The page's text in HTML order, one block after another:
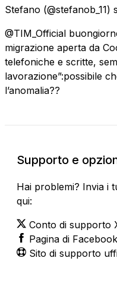
Stefano (@stefanob_11)
@TIM_Official
migrazione aperta da
telefoniche e scritte,
lavorazione”:possibile
l’anomalia??
Supporto e
Hai problemi? Invia i
qui:
Conto di supporto
Pagina di Facebook
Sito di supporto